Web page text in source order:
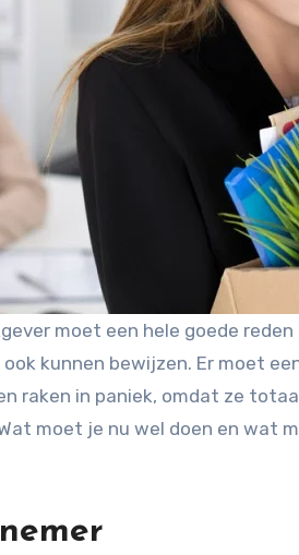
moet een hele goede
kunnen bewijzen. Er moet
raken in paniek, omdat ze
moet je nu wel doen en wat